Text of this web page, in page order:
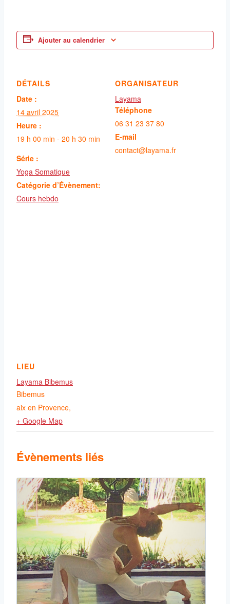
Ajouter au calendrier
DÉTAILS
Date :
14 avril 2025
Heure :
19 h 00 min - 20 h 30 min
Série :
Yoga Somatique
Catégorie d’Évènement:
Cours hebdo
ORGANISATEUR
Layama
Téléphone
06 31 23 37 80
E-mail
contact@layama.fr
LIEU
Layama Bibemus
Bibemus
aix en Provence,
+ Google Map
Évènements liés